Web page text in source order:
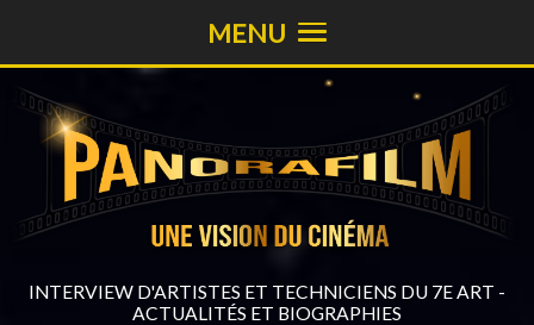
INTERVIEW D'ARTISTES ET TECHNICIENS DU 7E ART -
ACTUALITÉS ET BIOGRAPHIES
MENU